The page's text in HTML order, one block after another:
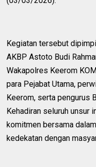
Kegiatan tersebut
AKBP Astoto Budi
Wakapolres Keerom
para Pejabat Utama,
Keerom, serta pengurus
Kehadiran seluruh unsur
komitmen bersama
kedekatan dengan